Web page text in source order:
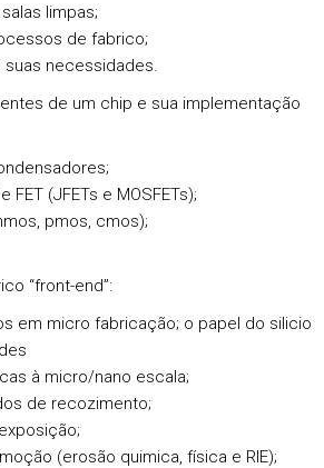
limpas;
de fabrico;
suas necessidades.
de um chip e sua implementação
FET (JFETs e MOSFETs);
pmos, cmos);
“front-end”:
em micro fabricação; o papel do silicio
à micro/nano escala;
de recozimento;
(erosão quimica, física e RIE);